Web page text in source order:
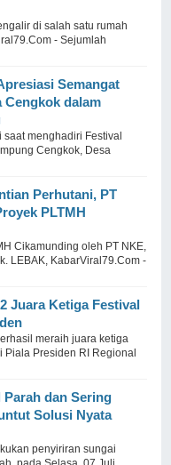
di salah satu rumah
- Sejumlah
Semangat
Cengkok dalam
menghadiri Festival
Cengkok, Desa
Perhutani, PT
PLTMH
Cikamunding oleh PT NKE,
LEBAK, KabarViral79.Com -
Juara Ketiga Festival
meraih juara ketiga
Piala Presiden RI Regional
dan Sering
Solusi Nyata
penyiriran sungai